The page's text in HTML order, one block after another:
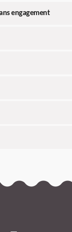
engagement